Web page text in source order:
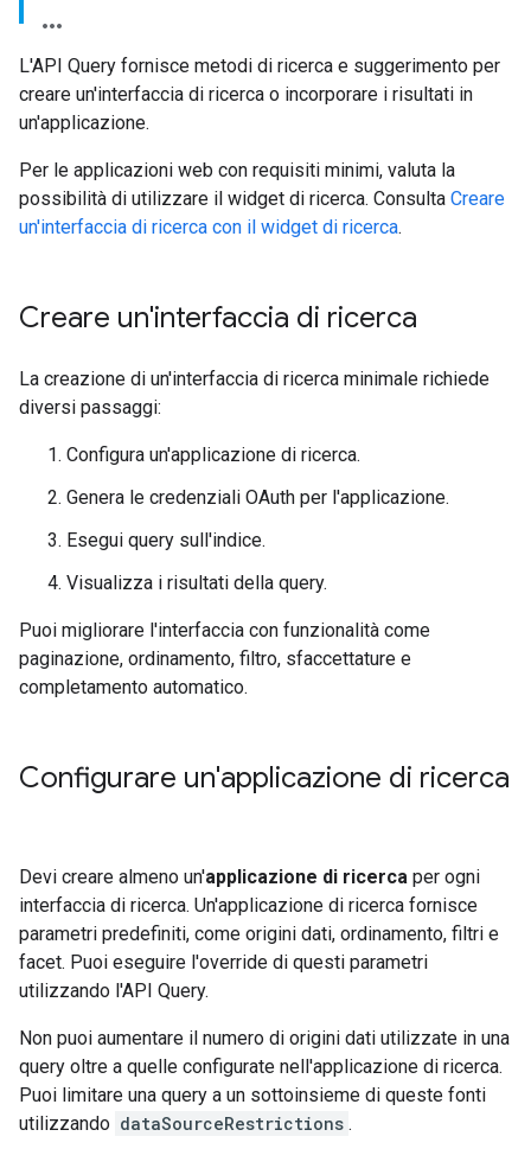
L'API Query fornisce metodi di ricerca e suggerimento per
creare un'interfaccia di ricerca o incorporare i risultati in
un'applicazione.
Per le applicazioni web con requisiti minimi, valuta la
possibilità di utilizzare il widget di ricerca. Consulta Creare
un'interfaccia di ricerca con il widget di ricerca.
Creare un'interfaccia di ricerca
La creazione di un'interfaccia di ricerca minimale richiede
diversi passaggi:
Configura un'applicazione di ricerca.
Genera le credenziali OAuth per l'applicazione.
Esegui query sull'indice.
Visualizza i risultati della query.
Puoi migliorare l'interfaccia con funzionalità come
paginazione, ordinamento, filtro, sfaccettature e
completamento automatico.
Configurare un'applicazione di ricerca
Devi creare almeno un'applicazione di ricerca per ogni
interfaccia di ricerca. Un'applicazione di ricerca fornisce
parametri predefiniti, come origini dati, ordinamento, filtri e
facet. Puoi eseguire l'override di questi parametri
utilizzando l'API Query.
Non puoi aumentare il numero di origini dati utilizzate in una
query oltre a quelle configurate nell'applicazione di ricerca.
Puoi limitare una query a un sottoinsieme di queste fonti
utilizzando dataSourceRestrictions .